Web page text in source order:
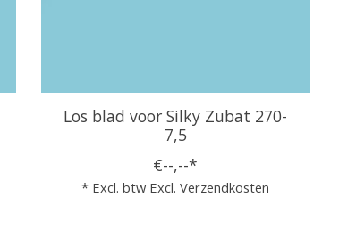
Los blad voor Silky Zubat 270-
7,5
€--,--*
* Excl. btw Excl.Verzendkosten